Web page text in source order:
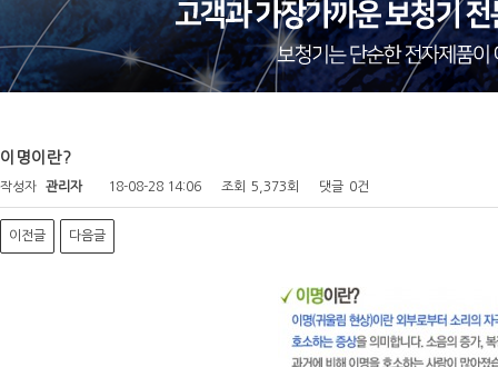
이명이란?
작성자 관리자 18-08-28 14:06 조회 5,373회 댓글 0건
이전글 다음글